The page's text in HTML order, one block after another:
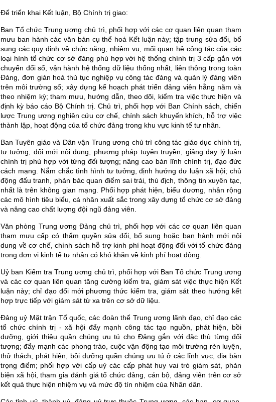
Để triển khai Kết luận, Bộ Chính trị giao:
Ban Tổ chức Trung ương chủ trì, phối hợp với các cơ quan liên quan tham
mưu ban hành các văn bản cụ thể hoá Kết luận này; tập trung sửa đổi, bổ
sung các quy định về chức năng, nhiệm vụ, mối quan hệ công tác của các
loại hình tổ chức cơ sở đảng phù hợp với hệ thống chính trị 3 cấp gắn với
chuyển đổi số, vận hành hệ thống dữ liệu thống nhất, liên thông trong toàn
Đảng, đơn giản hoá thủ tục nghiệp vụ công tác đảng và quản lý đảng viên
trên môi trường số; xây dựng kế hoạch phát triển đảng viên hằng năm và
theo nhiệm kỳ; tham mưu, hướng dẫn, theo dõi, kiểm tra việc thực hiện và
định kỳ báo cáo Bộ Chính trị. Chủ trì, phối hợp với Ban Chính sách, chiến
lược Trung ương nghiên cứu cơ chế, chính sách khuyến khích, hỗ trợ việc
thành lập, hoạt động của tổ chức đảng trong khu vực kinh tế tư nhân.
Ban Tuyên giáo và Dân vận Trung ương chủ trì công tác giáo dục chính trị,
tư tưởng; đổi mới nội dung, phương pháp tuyên truyền, giảng dạy lý luận
chính trị phù hợp với từng đối tượng; nâng cao bản lĩnh chính trị, đạo đức
cách mạng. Nắm chắc tình hình tư tưởng, định hướng dư luận xã hội; chủ
động đấu tranh, phản bác quan điểm sai trái, thù địch, thông tin xuyên tạc,
nhất là trên không gian mạng. Phối hợp phát hiện, biểu dương, nhân rộng
các mô hình tiêu biểu, cá nhân xuất sắc trong xây dựng tổ chức cơ sở đảng
và nâng cao chất lượng đội ngũ đảng viên.
Văn phòng Trung ương Đảng chủ trì, phối hợp với các cơ quan liên quan
tham mưu cấp có thẩm quyền sửa đổi, bổ sung hoặc ban hành mới nội
dung về cơ chế, chính sách hỗ trợ kinh phí hoạt động đối với tổ chức đảng
trong đơn vị kinh tế tư nhân có khó khăn về kinh phí hoạt động.
Uỷ ban Kiểm tra Trung ương chủ trì, phối hợp với Ban Tổ chức Trung ương
và các cơ quan liên quan tăng cường kiểm tra, giám sát việc thực hiện Kết
luận này; chỉ đạo đổi mới phương thức kiểm tra, giám sát theo hướng kết
hợp trực tiếp với giám sát từ xa trên cơ sở dữ liệu.
Đảng uỷ Mặt trận Tổ quốc, các đoàn thể Trung ương lãnh đạo, chỉ đạo các
tổ chức chính trị - xã hội đẩy mạnh công tác tạo nguồn, phát hiện, bồi
dưỡng, giới thiệu quần chúng ưu tú cho Đảng gắn với đặc thù từng đối
tượng; đẩy mạnh các phong trào, cuộc vận động tạo môi trường rèn luyện,
thử thách, phát hiện, bồi dưỡng quần chúng ưu tú ở các lĩnh vực, địa bàn
trọng điểm; phối hợp với cấp uỷ các cấp phát huy vai trò giám sát, phản
biện xã hội, tham gia đánh giá tổ chức đảng, cán bộ, đảng viên trên cơ sở
kết quả thực hiện nhiệm vụ và mức độ tín nhiệm của Nhân dân.